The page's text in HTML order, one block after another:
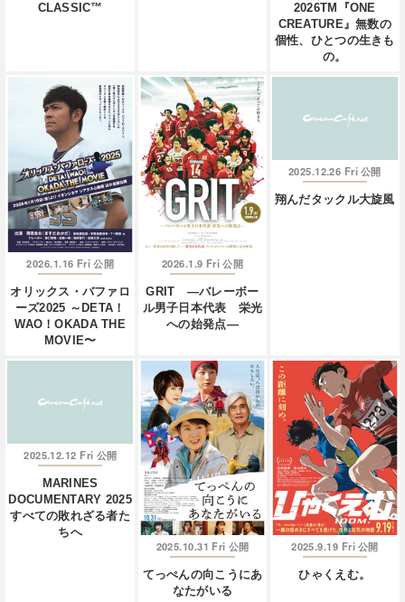
CLASSIC™
2026TM『ONE
CREATURE』無数の
個性、ひとつの生きも
の。
2026.1.16 Fri 公開
オリックス・バファロ
ーズ2025 ～DETA！
WAO！OKADA THE
MOVIE〜
2026.1.9 Fri 公開
GRIT —バレーボー
ル男子日本代表 栄光
への始発点—
2025.12.26 Fri 公開
翔んだタックル大旋風
2025.12.12 Fri 公開
MARINES
DOCUMENTARY 2025
すべての敗れざる者た
ちへ
2025.10.31 Fri 公開
てっぺんの向こうにあ
なたがいる
2025.9.19 Fri 公開
ひゃくえむ。